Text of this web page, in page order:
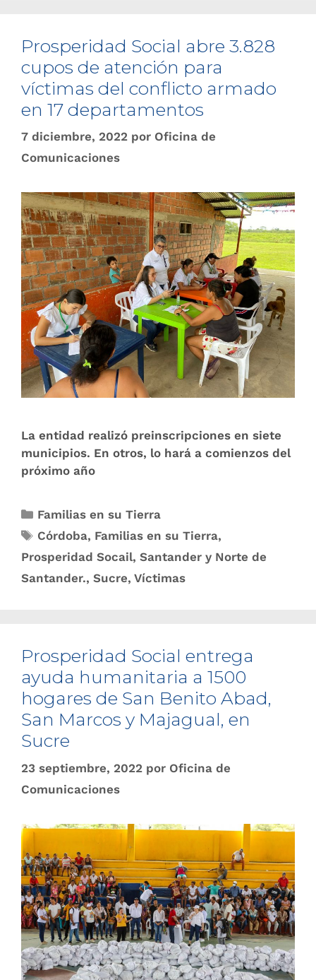
Prosperidad Social abre 3.828
cupos de atención para
víctimas del conflicto armado
en 17 departamentos
7 diciembre, 2022 por Oficina de
Comunicaciones
La entidad realizó preinscripciones en siete
municipios. En otros, lo hará a comienzos del
próximo año
Familias en su Tierra
Córdoba, Familias en su Tierra,
Prosperidad Socail, Santander y Norte de
Santander., Sucre, Víctimas
Prosperidad Social entrega
ayuda humanitaria a 1500
hogares de San Benito Abad,
San Marcos y Majagual, en
Sucre
23 septiembre, 2022 por Oficina de
Comunicaciones